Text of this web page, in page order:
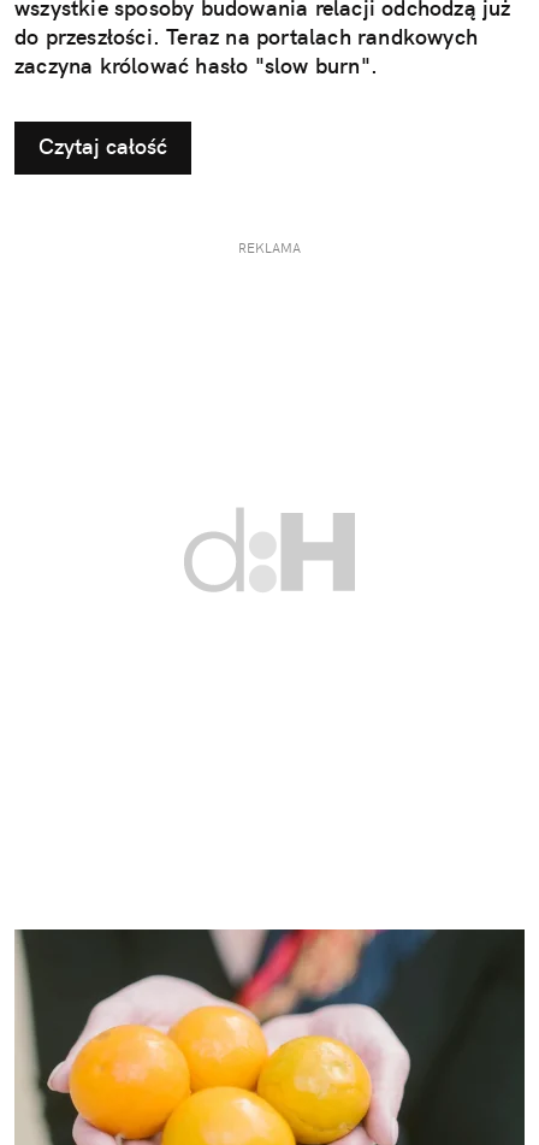
wszystkie sposoby budowania relacji odchodzą już
do przeszłości. Teraz na portalach randkowych
zaczyna królować hasło "slow burn".
Czytaj całość
REKLAMA